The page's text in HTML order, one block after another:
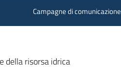
Campagne di comunicazione
della risorsa idrica